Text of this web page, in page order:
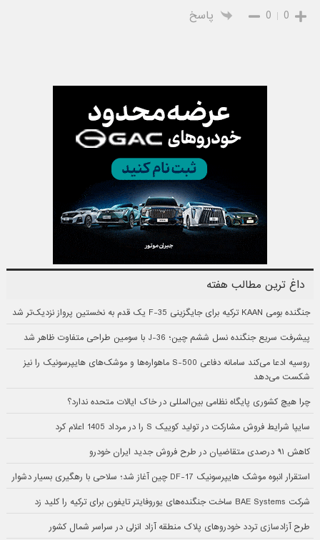
0
0 پاسخ
داغ ترین مطالب هفته
جنگنده بومی KAAN ترکیه برای جایگزینی F-35 یک قدم به نخستین پرواز نزدیک‌تر شد
پیشرفت سریع جنگنده نسل ششم چین؛ J-36 با سومین طراحی متفاوت ظاهر شد
روسیه ادعا می‌کند سامانه دفاعی S-500 ماهواره‌ها و موشک‌های هایپرسونیک را نیز
شکست می‌دهد
چرا هیچ کشوری پایگاه نظامی بین‌المللی در خاک ایالات متحده ندارد؟
سایپا شرایط فروش مشارکت در تولید کوییک S را در مرداد 1405 اعلام کرد
کاهش ۹۱ درصدی متقاضیان در طرح فروش جدید ایران خودرو
استقرار انبوه موشک هایپرسونیک DF-17 چین آغاز شد؛ سلاحی با رهگیری بسیار دشوار
شرکت BAE Systems ساخت جنگنده‌های یوروفایتر تایفون برای ترکیه را کلید زد
طرح آزادسازی تردد خودروهای پلاک منطقه آزاد انزلی در سراسر شمال کشور